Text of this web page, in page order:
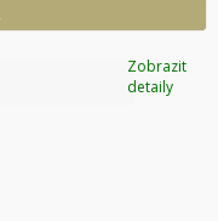
Zobrazit
detaily